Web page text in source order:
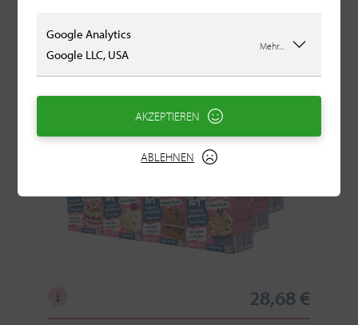
12er Box QimiQ Whip sortiert
SOLD-OUT
28,68 €
Google Analytics
Google LLC, USA
Mehr...
ABLEHNEN
AKZEPTIEREN